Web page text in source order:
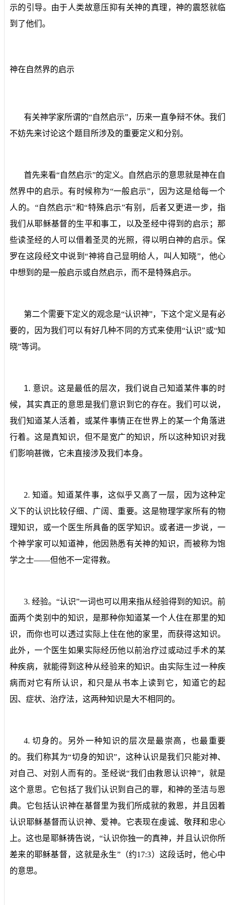
示的引导。由于人类故意压抑有关神的真理，神的震怒就临
到了他们。
神在自然界的启示
有关神学家所谓的“自然启示”，历来一直争辩不休。我们
不妨先来讨论这个题目所涉及的重要定义和分别。
首先来看“自然启示”的定义。自然启示的意思就是神在自
然界中的启示。有时候称为“一般启示”，因为这是给每一个
人的。“自然启示”和“特殊启示”有别，后者又更进一步，指
我们从耶稣基督的生平和事工，以及圣经中得到的启示；那
些读圣经的人可以借着圣灵的光照，得以明白神的启示。保
罗在这段经文中说到“神将自己显明给人，叫人知晓”，他心
中想到的是一般启示或自然启示，而不是特殊启示。
第二个需要下定义的观念是“认识神”，下这个定义是有必
要的，因为我们可以有好几种不同的方式来使用“认识”或“知
晓”等词。
1. 意识。这是最低的层次，我们说自己知道某件事的时
候，其实真正的意思是我们意识到它的存在。我们可以说，
我们知道某人活着，或某件事情正在世界上的某一个角落进
行着。这是真知识，但不是宽广的知识，所以这种知识对我
们影响甚微，它未直接涉及我们本身。
2. 知道。知道某件事，这似乎又高了一层，因为这种定
义下的认识比较仔细、广阔、重要。这是物理学家所有的物
理知识，或一个医生所具备的医学知识。或者进一步说，一
个神学家可以知道神，他因熟悉有关神的知识，而被称为饱
学之士——但他不一定得救。
3. 经验。 “认识”一词也可以用来指从经验得到的知识。前
面两个类别中的知识，是那种你知道某一个人住在那里的知
识，而你也可以透过实际上住在他的家里，而获得这知识。
此外，一个医生如果实际经历他以前治疗过或动过手术的某
种疾病，就能得到这种从经验来的知识。由实际生过一种疾
病而对它有所认识，和只是从书本上读到它，知道它的起
因、症状、治疗法，这两种知识是大不相同的。
4.切身的。 另外一种知识的层次是最崇高，也最重要
的。我们称其为“切身的知识”，这种认识是我们只能对神、
对自己、对别人而有的。圣经说“我们由救恩认识神”，就是
这个意思。它包括了我们认识到自己的罪，和神的圣洁与恩
典。它包括认识神在基督里为我们所成就的救恩，并且因着
认识耶稣基督而认识神、爱神。它表现在虔诚、敬拜和忠心
上。这也是耶稣祷告说，“认识你独一的真神，并且认识你所
差来的耶稣基督，这就是永生”（约17:3）这段话时，他心中
的意思。